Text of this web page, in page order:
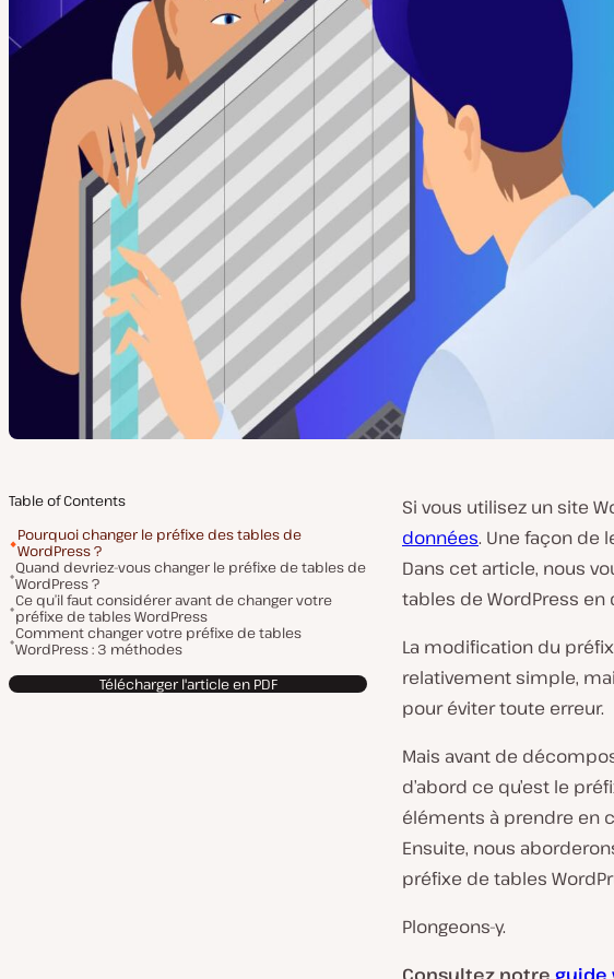
Table of Contents
Pourquoi changer le préfixe des tables de
WordPress ?
Quand devriez-vous changer le préfixe de tables de
WordPress ?
Ce qu’il faut considérer avant de changer votre
préfixe de tables WordPress
Comment changer votre préfixe de tables
WordPress : 3 méthodes
Télécharger l'article en PDF
Si vous utilisez un site
données. Une façon de
Dans cet article, nous
tables de WordPress
La modification du
relativement simple,
pour éviter toute erreur.
Mais avant de
d’abord ce qu’est le
éléments à prendre en
Ensuite, nous
préfixe de tables
Plongeons-y.